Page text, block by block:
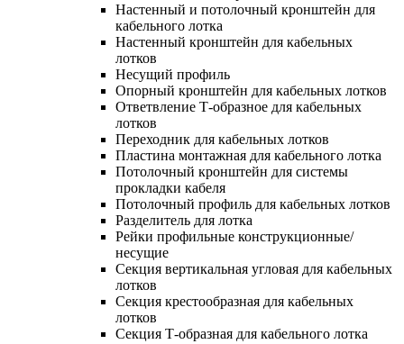
Настенный и потолочный кронштейн для
кабельного лотка
Настенный кронштейн для кабельных
лотков
Несущий профиль
Опорный кронштейн для кабельных лотков
Ответвление Т-образное для кабельных
лотков
Переходник для кабельных лотков
Пластина монтажная для кабельного лотка
Потолочный кронштейн для системы
прокладки кабеля
Потолочный профиль для кабельных лотков
Разделитель для лотка
Рейки профильные конструкционные/
несущие
Секция вертикальная угловая для кабельных
лотков
Секция крестообразная для кабельных
лотков
Секция Т-образная для кабельного лотка